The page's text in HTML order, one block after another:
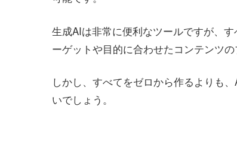
生成AIは非常に便利なツールですが、
ーゲットや目的に合わせたコンテンツ
しかし、すべてをゼロから作るよりも
いでしょう。